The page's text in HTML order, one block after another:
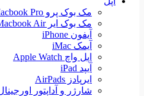
مک بوک پرو Macbook Pro
مک بوک ایر Macbook Air
آیفون iPhone
آیمک iMac
اپل واچ Apple Watch
آیپد iPad
ایرپادز AirPads
شارژر و آداپتور اورجینال اپل Apple